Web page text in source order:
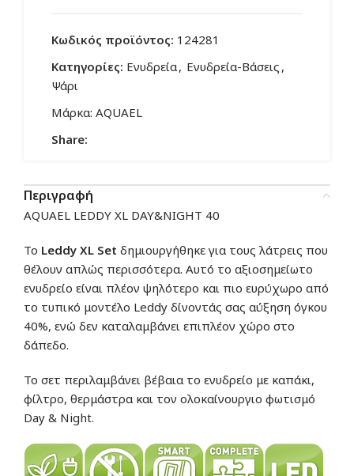
Κωδικός προϊόντος: 124281
Κατηγορίες: Ενυδρεία, Ενυδρεία-Βάσεις ,
Ψάρι
Μάρκα: AQUAEL
Share:
Περιγραφή
AQUAEL LEDDY XL DAY&NIGHT 40
Το Leddy XL Set δημιουργήθηκε για τους λάτρεις που
θέλουν απλώς περισσότερα. Αυτό το αξιοσημείωτο
ενυδρείο είναι πλέον ψηλότερο και πιο ευρύχωρο από
το τυπικό μοντέλο Leddy δίνοντάς σας αύξηση όγκου
40%, ενώ δεν καταλαμβάνει επιπλέον χώρο στο
δάπεδο.
Το σετ περιλαμβάνει βέβαια το ενυδρείο με καπάκι,
φίλτρο, θερμάστρα και τον ολοκαίνουργιο φωτισμό
Day & Night.